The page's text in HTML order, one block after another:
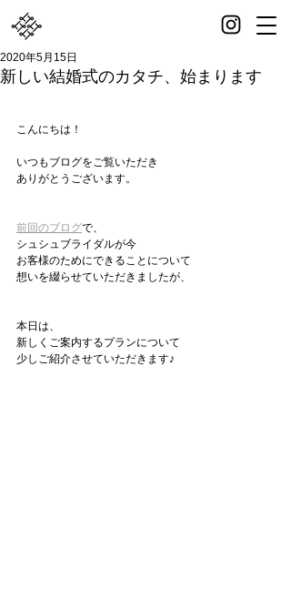
新しい結婚式のカタチ、始まります
2020年5月15日
こんにちは！
いつもブログをご覧いただき
ありがとうございます。
前回のブログで、
シュシュブライダルが今
お客様のためにできることについて
想いを綴らせていただきましたが、
本日は、
新しくご案内するプランについて
少しご紹介させていただきます♪